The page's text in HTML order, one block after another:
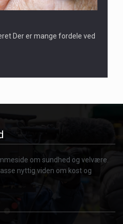
Der er mange fordele ved
om sundhed og velvære.
nyttig viden om kost og